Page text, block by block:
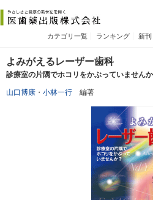
カテゴリ一覧 ランキング 新
よみがえるレーザー歯科
診療室の片隅でホコリをかぶっていません
山口博康 ・ 小林一行 編著